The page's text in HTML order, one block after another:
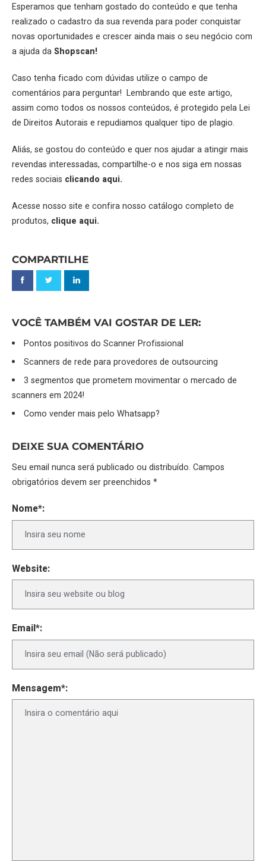
Esperamos que tenham gostado do conteúdo e que tenha
realizado o cadastro da sua revenda para poder conquistar
novas oportunidades e crescer ainda mais o seu negócio com
a ajuda daShopscan!
Caso tenha ficado com dúvidas utilize o campo de
comentários para perguntar! Lembrando que este artigo,
assim como todos os nossos conteúdos, é protegido pela Lei
de Direitos Autorais e repudiamos qualquer tipo de plagio.
Aliás, se gostou do conteúdo e quer nos ajudar a atingir mais
revendas interessadas, compartilhe-o e nos siga em nossas
redes sociais clicando aqui.
Acesse nosso site e confira nosso catálogo completo de
produtos, clique aqui.
COMPARTILHE
VOCÊ TAMBÉM VAI GOSTAR DE LER:
Pontos positivos do Scanner Profissional
Scanners de rede para provedores de outsourcing
3 segmentos que prometem movimentar o mercado de
scanners em 2024!
Como vender mais pelo Whatsapp?
DEIXE SUA COMENTÁRIO
Seu email nunca será publicado ou distribuído. Campos
obrigatórios devem ser preenchidos *
Nome*:
Website:
Email*:
Mensagem*: